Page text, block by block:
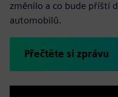
změnilo a co bude příští
automobilů.
Přečtěte si zprávu